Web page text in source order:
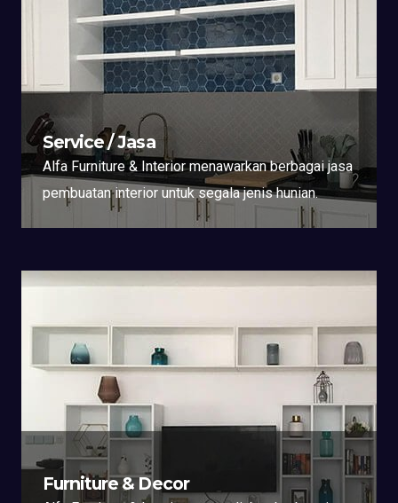
Service / Jasa
Alfa Furniture & Interior menawarkan berbagai jasa
pembuatan interior untuk segala jenis hunian.
Furniture & Decor